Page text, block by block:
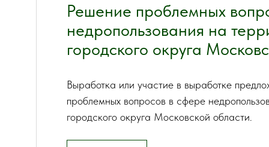
Решение проблемных
недропользования на
городского округа
Выработка или участие в выработке
проблемных вопросов в сфере
городского округа Московской области.